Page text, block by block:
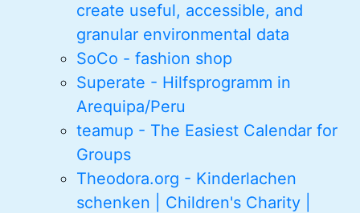
create useful, accessible, and
granular environmental data
SoCo - fashion shop
Superate - Hilfsprogramm in
Arequipa/Peru
teamup - The Easiest Calendar for
Groups
Theodora.org - Kinderlachen
schenken | Children's Charity |